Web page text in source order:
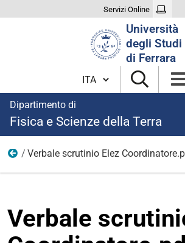
Servizi Online
Università
degli Studi
di Ferrara
Cambia lingua
Dipartimento di
Fisica e Scienze della Terra
Elezione del Coordinatore del
Verbale scrutinio Elez
Verbale